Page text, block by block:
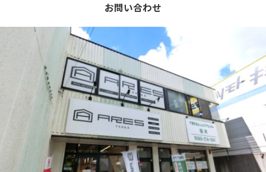
お問い合わせ